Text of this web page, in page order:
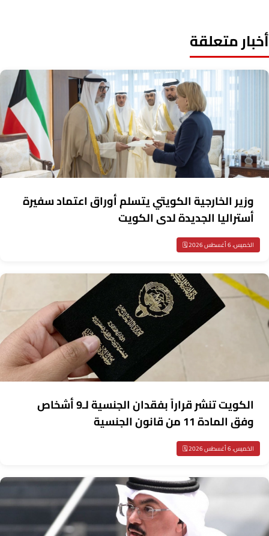
متعلقة
وزير الخارجية الكويتي يتسلم أوراق اعتماد سفيرة
أستراليا الجديدة لدى الكويت
الخميس، 6 أغسطس 2026 🗓️
الكويت تنشر قراراً بفقدان الجنسية لـ9 أشخاص
وفق المادة 11 من قانون الجنسية
الخميس، 6 أغسطس 2026 🗓️